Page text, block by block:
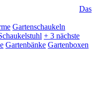
Das
Gartenschaukeln
+ 3 nächste
Gartenbänke Gartenboxen